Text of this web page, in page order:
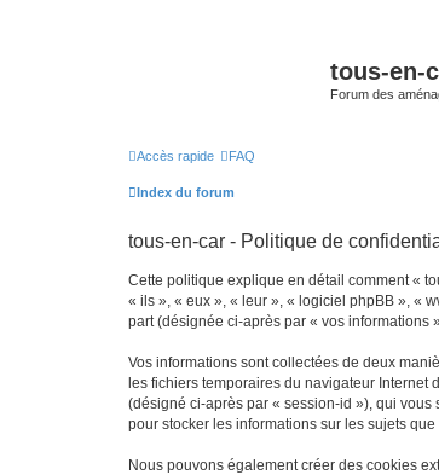
tous-en-
Forum des
Accès rapide FAQ
Index du forum
tous-en-car - Politique de
Cette politique explique en détail comment «
« ils », « eux », « leur », « logiciel phpBB », «
part (désignée ci-après par « vos informations
Vos informations sont collectées de deux
les fichiers temporaires du navigateur Internet
(désigné ci-après par « session-id »), qui
pour stocker les informations sur les sujets
Nous pouvons également créer des cookies